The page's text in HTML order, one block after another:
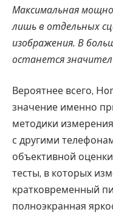
Максимальная
лишь в отдельных
изображения. В
останется
Вероятнее всего,
значение именно
методики
с другими
объективной
тесты, в которых
кратковременный
полноэкранная